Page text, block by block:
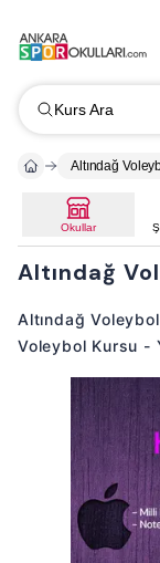
Kurs Ara
Altındağ
Okullar
Altındağ
Altındağ
Voleybol Kursu -